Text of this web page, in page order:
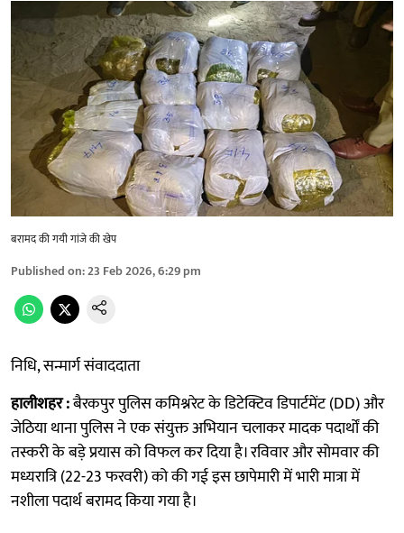
बरामद की गयी गांजे की खेप
Published on:23 Feb 2026, 6:29 pm
निधि, सन्मार्ग संवाददाता
हालीशहर :बैरकपुर पुलिस कमिश्नरेट के डिटेक्टिव डिपार्टमेंट (DD) और
जेठिया थाना पुलिस ने एक संयुक्त अभियान चलाकर मादक पदार्थों की
तस्करी के बड़े प्रयास को विफल कर दिया है। रविवार और सोमवार की
मध्यरात्रि (22-23 फरवरी) को की गई इस छापेमारी में भारी मात्रा में
नशीला पदार्थ बरामद किया गया है।